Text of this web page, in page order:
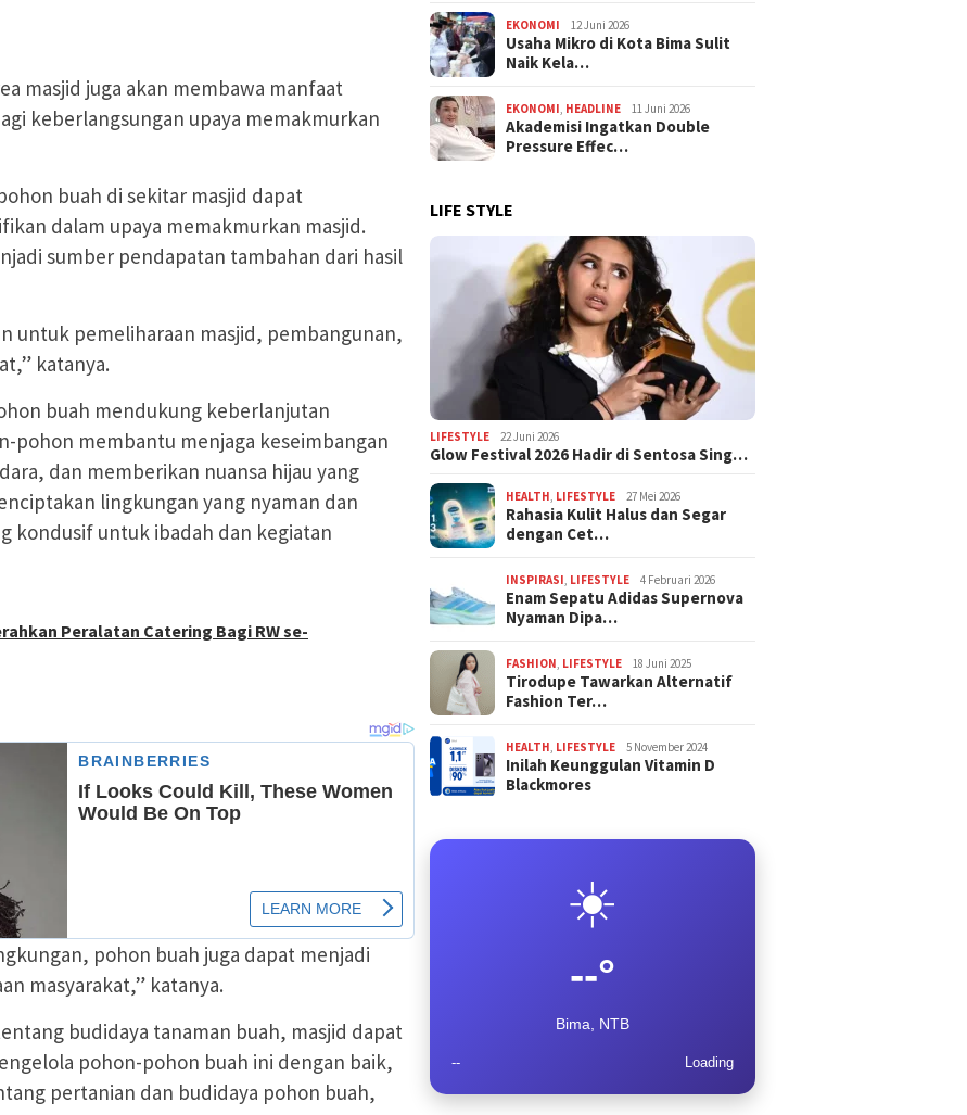
masjid juga akan membawa manfaat
keberlangsungan upaya memakmurkan
buah di sekitar masjid dapat
dalam upaya memakmurkan masjid.
sumber pendapatan tambahan dari hasil
untuk pemeliharaan masjid, pembangunan,
katanya.
buah mendukung keberlanjutan
pohon membantu menjaga keseimbangan
dan memberikan nuansa hijau yang
lingkungan yang nyaman dan
kondusif untuk ibadah dan kegiatan
Peralatan Catering Bagi RW se-
pohon buah juga dapat menjadi
masyarakat,” katanya.
budidaya tanaman buah, masjid dapat
pohon-pohon buah ini dengan baik,
pertanian dan budidaya pohon buah,
EKONOMI 12 Juni 2026
Usaha Mikro di Kota Bima Sulit
Naik Kela…
EKONOMI, HEADLINE 11 Juni 2026
Akademisi Ingatkan Double
Pressure Effec…
LIFE STYLE
LIFESTYLE 22 Juni 2026
Glow Festival 2026 Hadir di Sentosa Sing…
HEALTH, LIFESTYLE 27 Mei 2026
Rahasia Kulit Halus dan Segar
dengan Cet…
INSPIRASI, LIFESTYLE 4 Februari 2026
Enam Sepatu Adidas Supernova
Nyaman Dipa…
FASHION, LIFESTYLE 18 Juni 2025
Tirodupe Tawarkan Alternatif
Fashion Ter…
HEALTH, LIFESTYLE 5 November 2024
Inilah Keunggulan Vitamin D
Blackmores
☀️
--°
Bima, NTB
-- Loading